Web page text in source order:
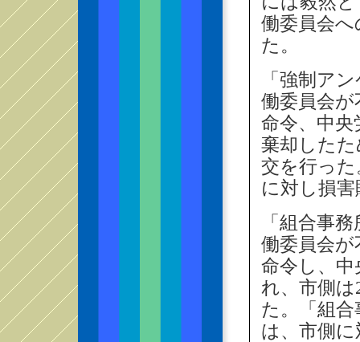
働委員会
た。
「強制ア
働委員会
命令、中
棄却したた
交を行っ
に対し損
「組合事
働委員会
命令し、
れ、市側は
た。「組
は、市側